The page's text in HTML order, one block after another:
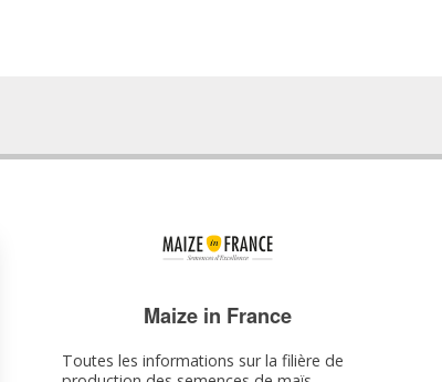
Maize in France
Toutes les informations sur la filière de